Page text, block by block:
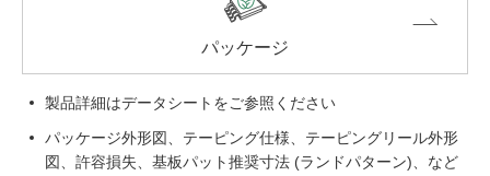
パッケージ
製品詳細はデータシートをご参照ください
パッケージ外形図、テーピング仕様、テーピングリール外形
図、許容損失、基板パット推奨寸法 (ランドパターン)、など